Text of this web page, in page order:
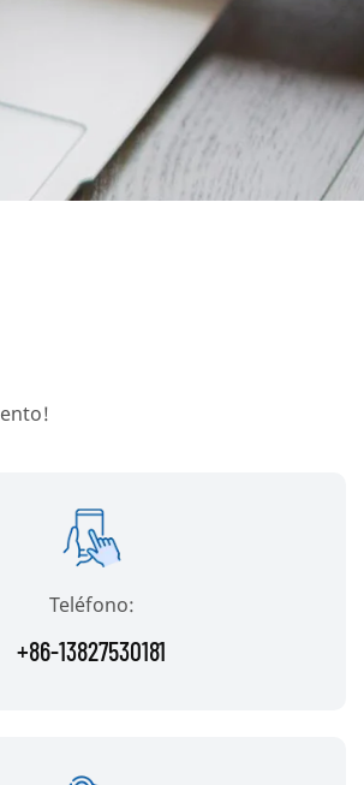
Teléfono:
+86-13827530181